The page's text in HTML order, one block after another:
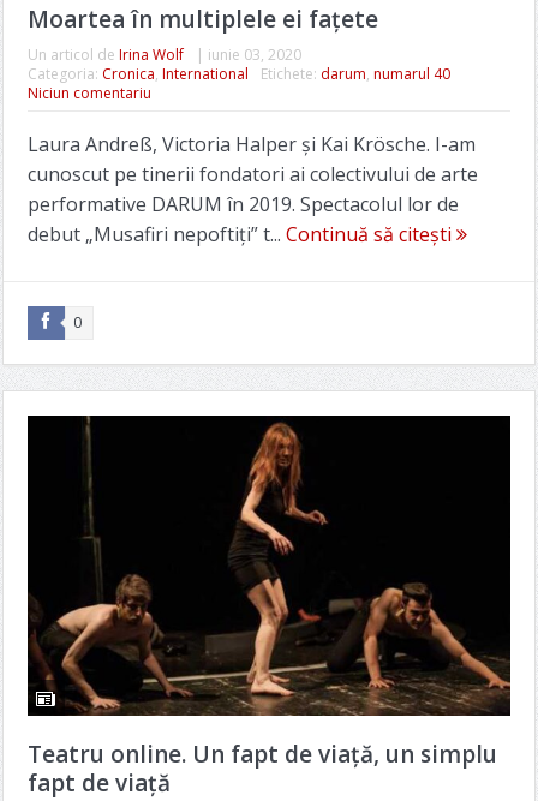
Moartea în multiplele ei faţete
Un articol de Irina Wolf | iunie 03, 2020
Categoria: Cronica, International Etichete: darum, numarul 40
Niciun comentariu
Laura Andreß, Victoria Halper şi Kai Krösche. I-am
cunoscut pe tinerii fondatori ai colectivului de arte
performative DARUM în 2019. Spectacolul lor de
debut „Musafiri nepoftiți” t... Continuă să citești
0
Teatru online. Un fapt de viață, un simplu
fapt de viață